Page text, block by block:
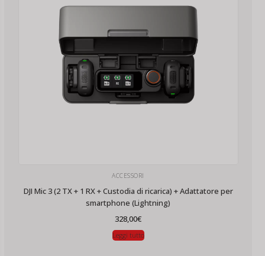
ACCESSORI
DJI Mic 3 (2 TX + 1 RX + Custodia di ricarica) + Adattatore per
smartphone (Lightning)
328,00€
Leggi tutto